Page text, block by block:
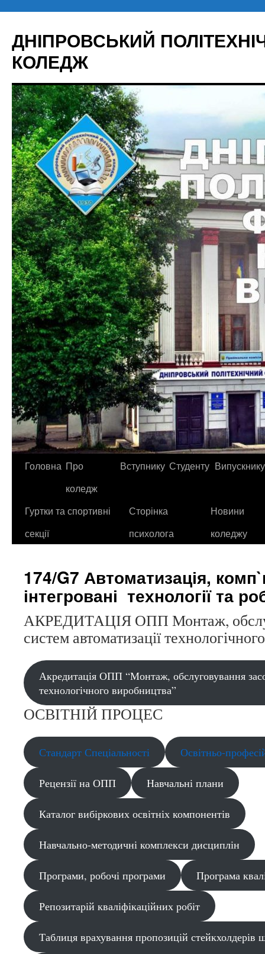
вмісту
ДНІПРОВСЬКИЙ
КОЛЕДЖ
Головна Про
коледж
Вступнику Студенту Випускнику
Гуртки та спортивні
секції
Сторінка
психолога
Новини
коледжу
174/G7 Автоматизація,
інтегровані технології та
АКРЕДИТАЦІЯ ОПП Монтаж,
систем автоматизації
Акредитація ОПП “Монтаж, обслуговування
технологічного виробництва”
ОСВІТНІЙ ПРОЦЕС
Стандарт Спеціальності Освітньо-
Рецензії на ОПП Навчальні плани
Каталог вибіркових освітніх компонентів
Навчально-методичні комплекси дисциплін
Програми, робочі програми Програма
Репозитарій кваліфікаційних робіт
Таблиця врахування пропозицій